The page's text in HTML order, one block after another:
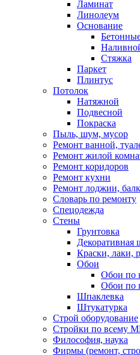
Ламинат
Линолеум
Основание
Стяжка
Паркет
Плинтус
Потолок
Натяжной
Подвесной
Покраска
Пыль, шум, мусор
Ремонт ванной,
Ремонт жилой
Ремонт коридоров
Ремонт кухни
Ремонт лоджии,
Словарь по ремонту
Спецодежда
Стены
Грунтовка
Декоративная
Краски, лаки,
Обои
Обои по
Обои по
Шпаклевка
Штукатурка
Строй оборудование
Стройки по всему
Философия, наука
Фирмы (ремонт,